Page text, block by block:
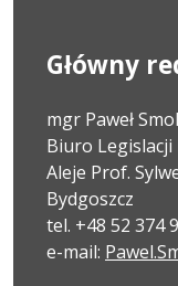
Główny
mgr Paweł
Biuro
Aleje Prof.
Bydgoszcz
tel. +48 52 374
e-mail: